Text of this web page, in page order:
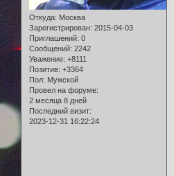
Откуда: Москва
Зарегистрирован: 2015-04-03
Приглашений: 0
Сообщений: 2242
Уважение: +8111
Позитив: +3364
Пол: Мужской
Провел на форуме:
2 месяца 8 дней
Последний визит:
2023-12-31 16:22:24